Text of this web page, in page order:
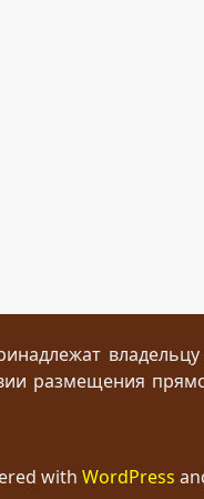
размещения
with WordPress